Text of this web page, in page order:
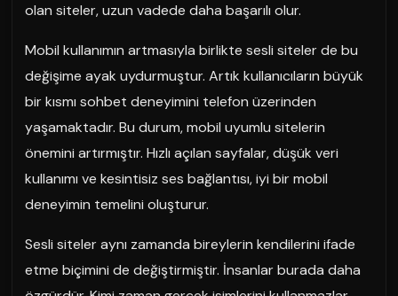
olan siteler, uzun vadede daha başarılı olur.
Mobil kullanımın artmasıyla birlikte sesli siteler de bu
değişime ayak uydurmuştur. Artık kullanıcıların büyük
bir kısmı sohbet deneyimini telefon üzerinden
yaşamaktadır. Bu durum, mobil uyumlu sitelerin
önemini artırmıştır. Hızlı açılan sayfalar, düşük veri
kullanımı ve kesintisiz ses bağlantısı, iyi bir mobil
deneyimin temelini oluşturur.
Sesli siteler aynı zamanda bireylerin kendilerini ifade
etme biçimini de değiştirmiştir. İnsanlar burada daha